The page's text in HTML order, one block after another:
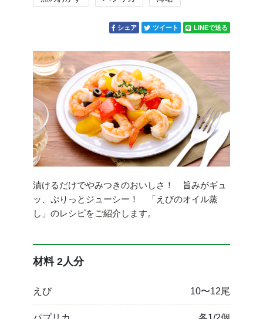
シェア ツイート LINEで送る
漬けるだけでやみつきのおいしさ！ 旨みがギュ
ッ、ぷりっとジューシー！ 「えびのオイル蒸
し」のレシピをご紹介します。
材料 2人分
えび 10〜12尾